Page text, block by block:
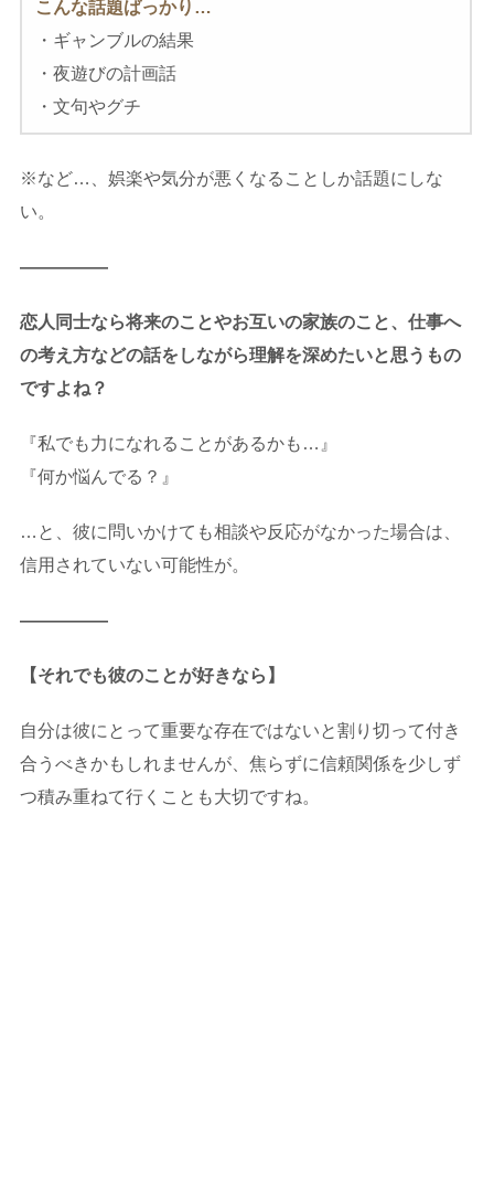
こんな話題ばっかり…
・ギャンブルの結果
・夜遊びの計画話
・文句やグチ
※など…、娯楽や気分が悪くなることしか話題にしな
い。
—————
恋人同士なら将来のことやお互いの家族のこと、仕事へ
の考え方などの話をしながら理解を深めたいと思うもの
ですよね？
『私でも力になれることがあるかも…』
『何か悩んでる？』
…と、彼に問いかけても相談や反応がなかった場合は、
信用されていない可能性が。
—————
【それでも彼のことが好きなら】
自分は彼にとって重要な存在ではないと割り切って付き
合うべきかもしれませんが、焦らずに信頼関係を少しず
つ積み重ねて行くことも大切ですね。